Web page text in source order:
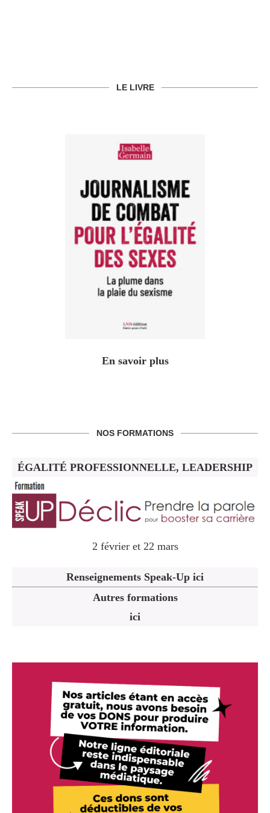
LE LIVRE
En savoir plus
NOS FORMATIONS
ÉGALITÉ PROFESSIONNELLE, LEADERSHIP
2 février et 22 mars
Renseignements Speak-Up ici
Autres formations
ici